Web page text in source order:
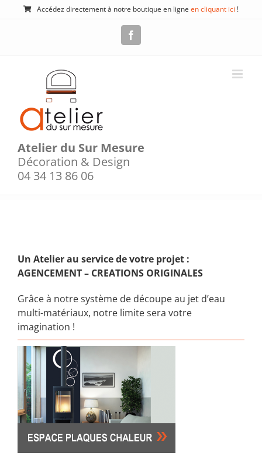
Passer
Accédez directement à notre boutique en ligne en cliquant ici !
Atelier du Sur Mesure
Décoration & Design
04 34 13 86 06
Un Atelier au service de votre projet :
AGENCEMENT – CREATIONS ORIGINALES
Grâce à notre système de découpe au jet d’eau
multi-matériaux, notre limite sera votre
imagination !